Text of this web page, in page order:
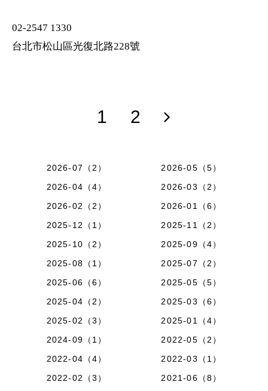
02-2547 1330
台北市松山區光復北路228號
1 2
2026-07（2）
2026-05（5）
2026-04（4）
2026-03（2）
2026-02（2）
2026-01（6）
2025-12（1）
2025-11（2）
2025-10（2）
2025-09（4）
2025-08（1）
2025-07（2）
2025-06（6）
2025-05（5）
2025-04（2）
2025-03（6）
2025-02（3）
2025-01（4）
2024-09（1）
2022-05（2）
2022-04（4）
2022-03（1）
2022-02（3）
2021-06（8）